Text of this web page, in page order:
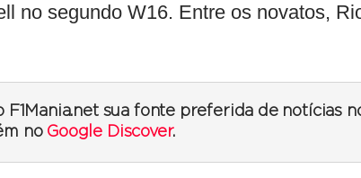
no segundo W16. Entre os novatos,
F1Mania.net sua fonte preferida de notícias
no Google Discover.